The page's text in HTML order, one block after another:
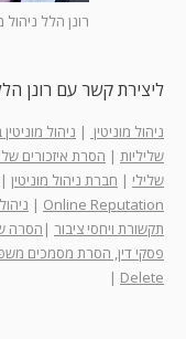
רונן הלל ניהול
ליצירת קשר עם רונן
ניהול מוניטין | ניהול
שליליות | הסרת איזכורים
שלילי | חברת ניהול מוניטין |
Online Reputation
|
תקשורת ויחסי ציבור | הסרה
פסקי דין, הסרת מסמכים
Delete
|